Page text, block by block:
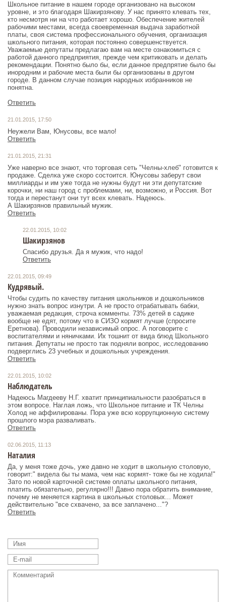
Школьное питание в нашем городе организовано на высоком
уровне, и это благодаря Шакирзянову. У нас принято клевать тех,
кто несмотря ни на что работает хорошо. Обеспечение жителей
рабочими местами, всегда своевременная выдача заработной
платы, своя система профессионального обучения, организация
школьного питания, которая постоянно совершенствуется.
Уважаемые депутаты предлагаю вам на месте ознакомиться с
работой данного предприятия, прежде чем критиковать и делать
рекомендации. Понятно было бы, если данное предпрятие было бы
инородним и рабочие места были бы организованы в другом
городе. В данном случае позиция народных избранников не
понятна.
Ответить
21.01.2015, 17:50
Неужели Вам, Юнусовы, все мало!
Ответить
21.01.2015, 21:31
Уже наверно все знают, что торговая сеть "Челны-хлеб" готовится к
продаже. Сделка уже скоро состоится. Юнусовы заберут свои
миллиарды и им уже тогда не нужны будут ни эти депутатские
корочки, ни наш город с проблемами, ни, возможно, и Россия. Вот
тогда и перестанут они тут всех клевать. Надеюсь.
А Шакирзянов правильный мужик.
Ответить
22.01.2015, 10:02
Шакирзянов
Спасибо друзья. Да я мужик, что надо!
Ответить
22.01.2015, 09:49
Кудрявый.
Чтобы судить по качеству питания школьников и дошкольников
нужно знать вопрос изнутри. А не просто отрабатывать бабки,
уважаемая редакция, строча комменты. 73% детей в садике
вообще не едят, потому что в СИЗО кормят лучше (спросите
Еретнова). Проводили независимый опрос. А поговорите с
воспитателями и няничками. Их тошнит от вида блюд Школьного
питания. Депутаты не просто так подняли вопрос, исследованию
Ответить
22.01.2015, 10:02
Наблюдатель
Надеюсь Магдееву Н.Г. хватит принципиальности разобраться в
этом вопросе. Наглая ложь, что Школьное питание и ТК Челны
Холод не аффилированы. Пора уже всю коррупционную систему
прошлого мэра разваливать.
Ответить
02.06.2015, 11:13
Наталия
Да, у меня тоже дочь, уже давно не ходит в школьную столовую,
говорит:" видела бы ты мама, чем нас кормят- тоже бы не ходила!"
Зато по новой карточной системе оплаты школьного питания,
платить обязательно, регулярно!!! Давно пора обратить внимание,
почему не меняется картина в школьных столовых... Может
действительно "все схвачено, за все заплачено..."?
Ответить